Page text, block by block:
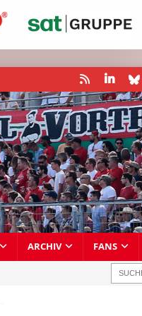
ARCHIV FANS